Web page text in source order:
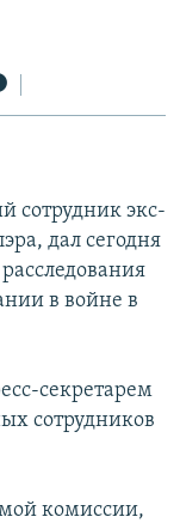
сотрудник экс-
дал сегодня
в войне в
секретарем
сотрудников
комиссии,